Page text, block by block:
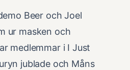
Beer och Joel
ur masken och
medlemmar i I Just
jublade och Måns